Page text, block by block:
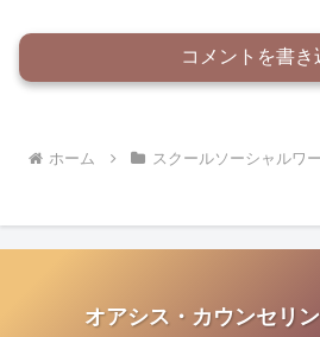
コメントを書き
ホーム スクールソーシャルワ
オアシス・カウンセリ